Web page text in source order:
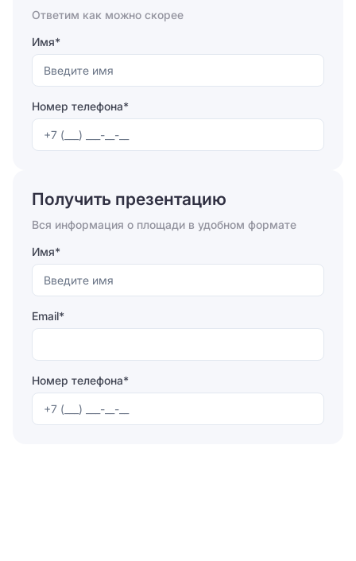
в нем компаниям, настроить на продуктивную работу
Ответим как можно скорее
Имя*
Номер телефона*
Отправить
Получить презентацию
Вся информация о площади в удобном формате
Имя*
Email*
Номер телефона*